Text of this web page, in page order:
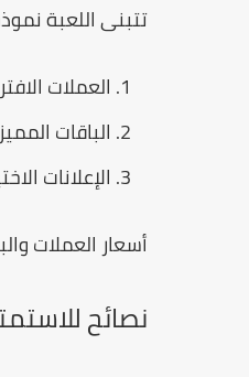
تتبنى اللعبة
العملات
الباقات
الإعلانات
أسعار العملات
نصائح